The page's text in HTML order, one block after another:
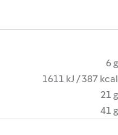
6 g
1611 kJ / 387 kcal
21 g
41 g